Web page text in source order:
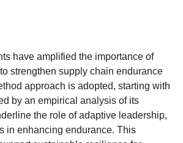
have amplified the importance of
strengthen supply chain endurance
approach is adopted, starting with
by an empirical analysis of its
the role of adaptive leadership,
in enhancing endurance. This